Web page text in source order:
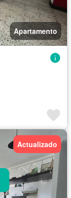
Apartamento
Actualizado